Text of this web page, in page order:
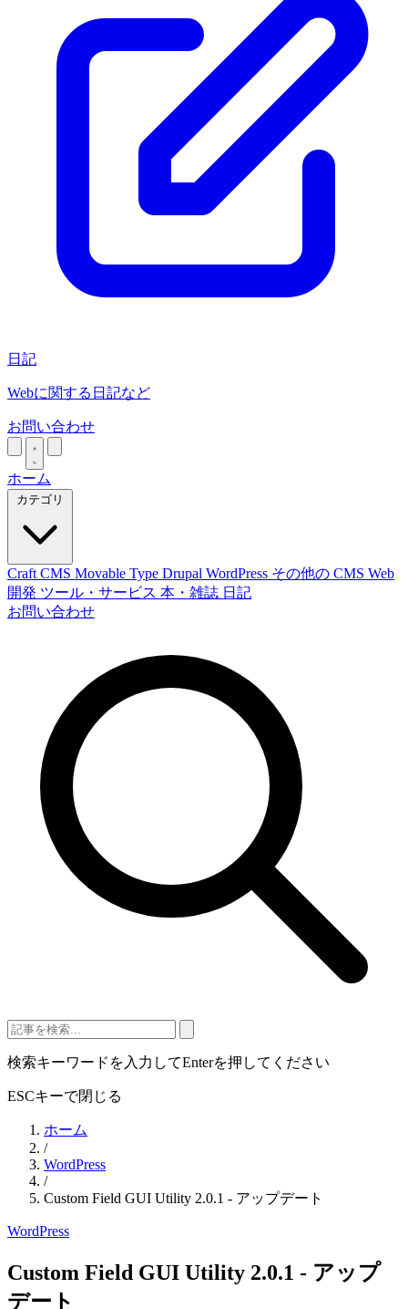
日記
Webに関する日記など
お問い合わせ
ホーム
カテゴリ
Craft CMS Movable Type Drupal WordPress その他の CMS Web
開発 ツール・サービス 本・雑誌 日記
お問い合わせ
検索キーワードを入力してEnterを押してください
ESCキーで閉じる
ホーム
/
WordPress
/
Custom Field GUI Utility 2.0.1 - アップデート
WordPress
Custom Field GUI Utility 2.0.1 - アップ
デート